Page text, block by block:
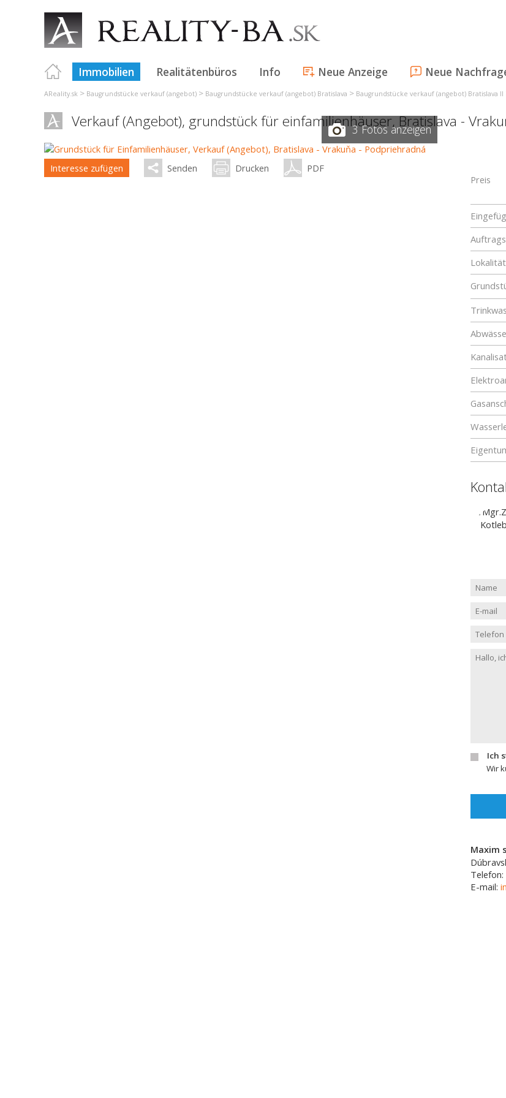
Immobilien Realitätenbüros Info Neue Anzeige Neue
AReality.sk > Baugrundstücke verkauf (angebot) > Baugrundstücke verkauf (angebot) Bratislava > Baugrundstücke verkauf (angebot) Bratislava II
Verkauf (Angebot), grundstück für einfamilienhäuser,Bratislava -
3 Fotos anzeigen
Interesse zufügen Senden Drucken PDF
Preis
Lokalität
Ich
Wir
Maxim
Telefon:
E-mail: